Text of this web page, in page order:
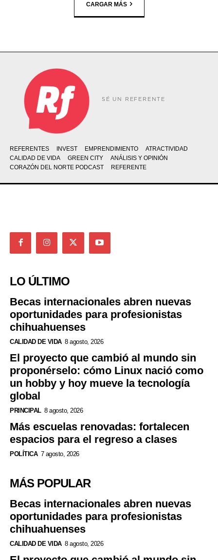
CARGAR MÁS
SÉ UN REFERENTE
REFERENTES INVEST EMPRENDIMIENTO
ATRACTIVIDAD
CALIDAD DE VIDA
GREEN CITY
ANÁLISIS Y OPINIÓN
CORAZÓN DEL NORTE PODCAST
REFERENTE
LO ÚLTIMO
Becas internacionales abren nuevas
oportunidades para profesionistas
chihuahuenses
CALIDAD DE VIDA 8 agosto, 2026
El proyecto que cambió al mundo sin
proponérselo: cómo Linux nació como
un hobby y hoy mueve la tecnología
global
PRINCIPAL 8 agosto, 2026
Más escuelas renovadas: fortalecen
espacios para el regreso a clases
POLÍTICA 7 agosto, 2026
MÁS POPULAR
Becas internacionales abren nuevas
oportunidades para profesionistas
chihuahuenses
CALIDAD DE VIDA 8 agosto, 2026